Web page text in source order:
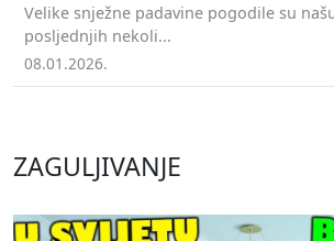
Velike snježne padavine pogodile su
posljednjih nekoli...
08.01.2026.
ZAGULJIVANJE